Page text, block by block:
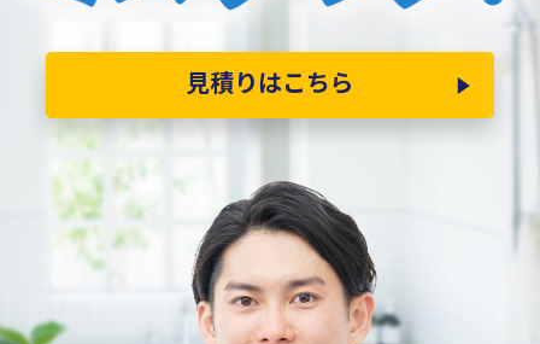
見積りはこちら